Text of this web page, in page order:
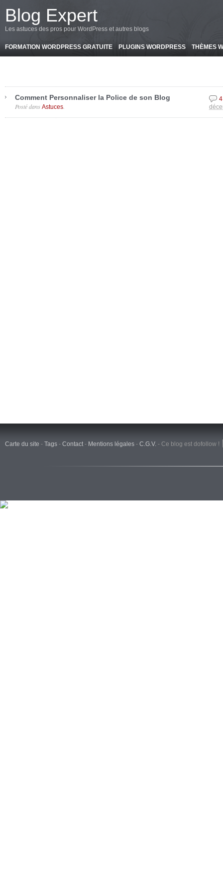
Blog Expert
Les astuces des pros pour WordPress et autres blogs
FORMATION WORDPRESS GRATUITE PLUGINS WORDPRESS THÈMES
Comment Personnaliser la Police de son Blog
Posté dans Astuces
Carte du site - Tags - Contact - Mentions légales - C.G.V. - Ce blog est dofollow !